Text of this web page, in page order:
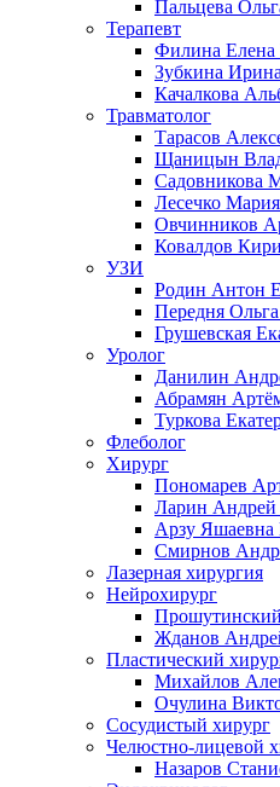
Пальцева
Терапевт
Филина Елена
Зубкина
Качалкова
Травматолог
Тарасов
Щаницын
Садовникова
Лесечко
Овчинников
Ковалдов
УЗИ
Родин Антон
Передня
Грушевская
Уролог
Данилин
Абрамян
Туркова
Флеболог
Хирург
Пономарев
Ларин
Арзу Яшаевна
Смирнов
Лазерная хирургия
Нейрохирург
Жданов
Пластический
Михайлов
Очулина
Сосудистый хирург
Челюстно-лицевой
Назаров